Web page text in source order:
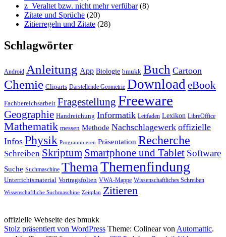
z_Veraltet bzw. nicht mehr verfübar(8)
Zitate und Sprüche (20)
Zitierregeln und Zitate (28)
Schlagwörter
Android Anleitung App Biologie bmukk Buch Cartoon
Chemie Cliparts Darstellende Geometrie Download eBook
Fachbereichsarbeit Fragestellung Freeware
Geographie Handreichung Informatik Leitfaden Lexikon LibreOffice
Mathematik messen Methode Nachschlagewerk offizielle
Infos Physik Programmieren Präsentation Recherche
Schreiben Skriptum Smartphone und Tablet Software
Suche Suchmaschine ThemaThemenfindung
Unterrichtsmaterial Vortragsfolien VWA-Mappe Wissenschaftliches Schreiben
Wissenschaftliche Suchmaschine Zeitplan Zitieren
offizielle Webseite des bmukk
Stolz präsentiert von WordPress Theme: Colinear von Automattic.